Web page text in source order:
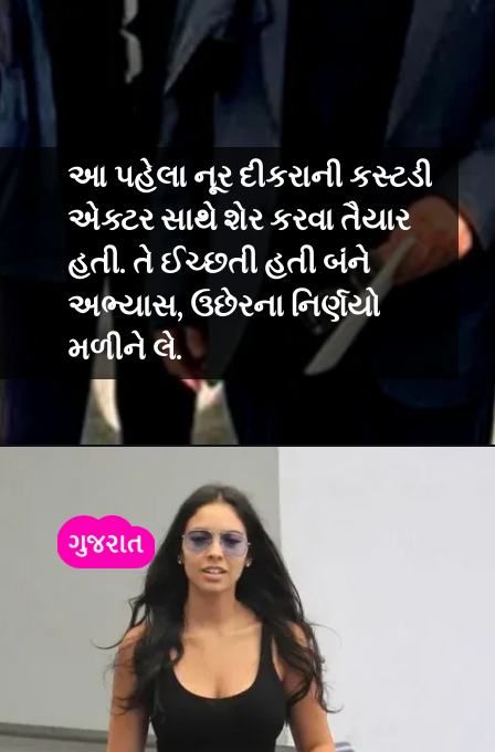
આ પહેલા નૂર દીકરાની કસ્ટડી
એક્ટર સાથે શેર કરવા તૈયાર
હતી. તે ઈચ્છતી હતી બંને
અભ્યાસ, ઉછેરના નિર્ણયો
મળીને લે.